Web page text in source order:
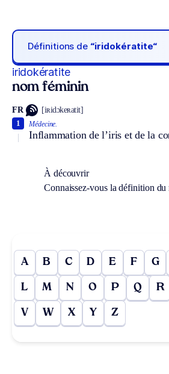
Définitions de “iridokératite“
iridokératite
nom féminin
FR [iʀidɔkeʀatit]
Médecine.
Inflammation de l’iris et de la
1
À découvrir
Connaissez-vous la définition du
A B C D E F G
L M N O P Q R
V W X Y Z